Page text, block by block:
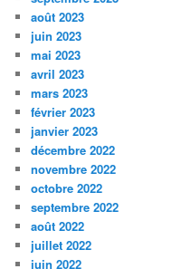
août 2023
juin 2023
mai 2023
avril 2023
mars 2023
février 2023
janvier 2023
décembre 2022
novembre 2022
octobre 2022
septembre 2022
août 2022
juillet 2022
juin 2022